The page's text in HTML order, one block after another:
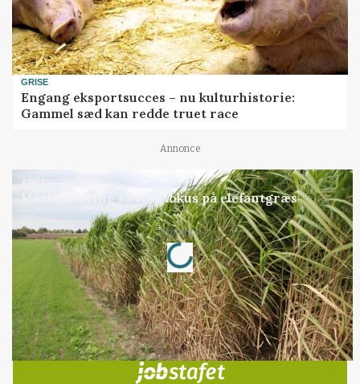
GRISE
Engang eksportsucces – nu kulturhistorie:
Gammel sæd kan redde truet race
Annonce
ARRANGEMENT
Markvandring sætter fokus på elefantgræs
Annonce
Loading...
Jobs
i samarbejde med